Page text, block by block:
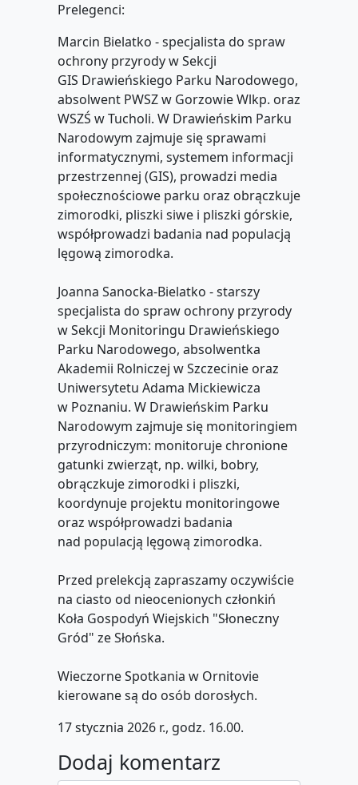
Prelegenci:
Marcin Bielatko - specjalista do spraw
ochrony przyrody w Sekcji
GIS Drawieńskiego Parku Narodowego,
absolwent PWSZ w Gorzowie Wlkp. oraz
WSZŚ w Tucholi. W Drawieńskim Parku
Narodowym zajmuje się sprawami
informatycznymi, systemem informacji
przestrzennej (GIS), prowadzi media
społecznościowe parku oraz obrączkuje
zimorodki, pliszki siwe i pliszki górskie,
współprowadzi badania nad populacją
lęgową zimorodka.
Joanna Sanocka-Bielatko - starszy
specjalista do spraw ochrony przyrody
w Sekcji Monitoringu Drawieńskiego
Parku Narodowego, absolwentka
Akademii Rolniczej w Szczecinie oraz
Uniwersytetu Adama Mickiewicza
w Poznaniu. W Drawieńskim Parku
Narodowym zajmuje się monitoringiem
przyrodniczym: monitoruje chronione
gatunki zwierząt, np. wilki, bobry,
obrączkuje zimorodki i pliszki,
koordynuje projektu monitoringowe
oraz współprowadzi badania
nad populacją lęgową zimorodka.
Przed prelekcją zapraszamy oczywiście
na ciasto od nieocenionych członkiń
Koła Gospodyń Wiejskich "Słoneczny
Gród" ze Słońska.
Wieczorne Spotkania w Ornitovie
kierowane są do osób dorosłych.
17 stycznia 2026 r., godz. 16.00.
Dodaj komentarz